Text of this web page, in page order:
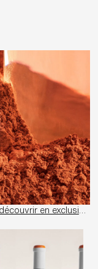
en exclusivité au Bon marché Rive Gauche